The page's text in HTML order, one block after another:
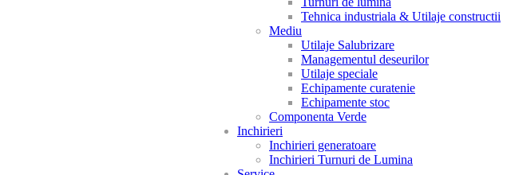
Tehnica industriala & Utilaje constructii
Mediu
Utilaje Salubrizare
Managementul deseurilor
Utilaje speciale
Echipamente curatenie
Echipamente stoc
Componenta Verde
Inchirieri
Inchirieri generatoare
Inchirieri Turnuri de Lumina